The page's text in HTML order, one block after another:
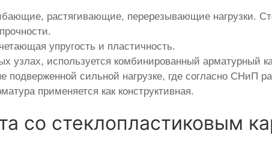
растягивающие, перерезывающие нагрузки.
упругость и пластичность.
используется комбинированный арматурный
подверженной сильной нагрузке, где согласно СНиП
применяется как конструктивная.
со стеклопластиковым